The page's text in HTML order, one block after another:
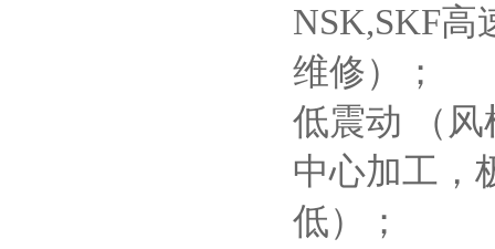
NSK,SKF
维修）；
低震动 （
中心加工，
低）；